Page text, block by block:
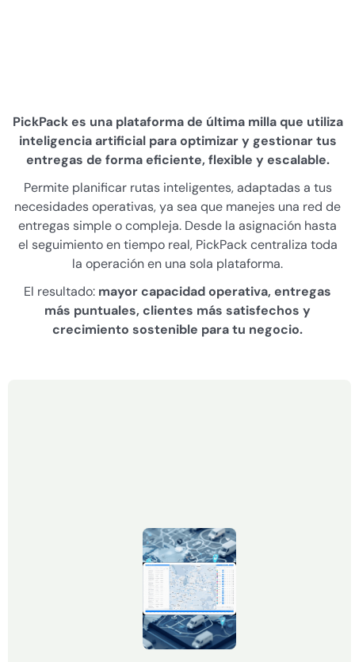
PickPack es una plataforma de última milla que utiliza
inteligencia artificial para optimizar y gestionar tus
entregas de forma eficiente, flexible y escalable.
Permite planificar rutas inteligentes, adaptadas a tus
necesidades operativas, ya sea que manejes una red de
entregas simple o compleja. Desde la asignación hasta
el seguimiento en tiempo real, PickPack centraliza toda
la operación en una sola plataforma.
El resultado: mayor capacidad operativa, entregas
más puntuales, clientes más satisfechos y
crecimiento sostenible para tu negocio.